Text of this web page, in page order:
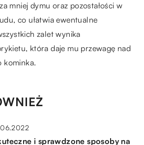
mniej dymu oraz pozostałości w
co ułatwia ewentualne
zalet wynika
która daje mu przewagę nad
kominka.
i sprawdzone sposoby na